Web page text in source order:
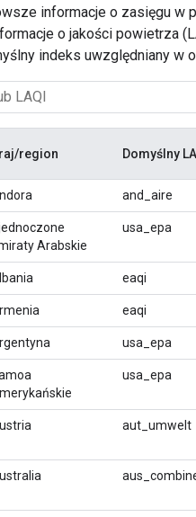
informacje o zasięgu
o jakości powietrza
indeks uwzględniany
region Domyślny
and_aire
Arabskie
usa_epa
eaqi
eaqi
usa_epa
usa_epa
aut_umwelt